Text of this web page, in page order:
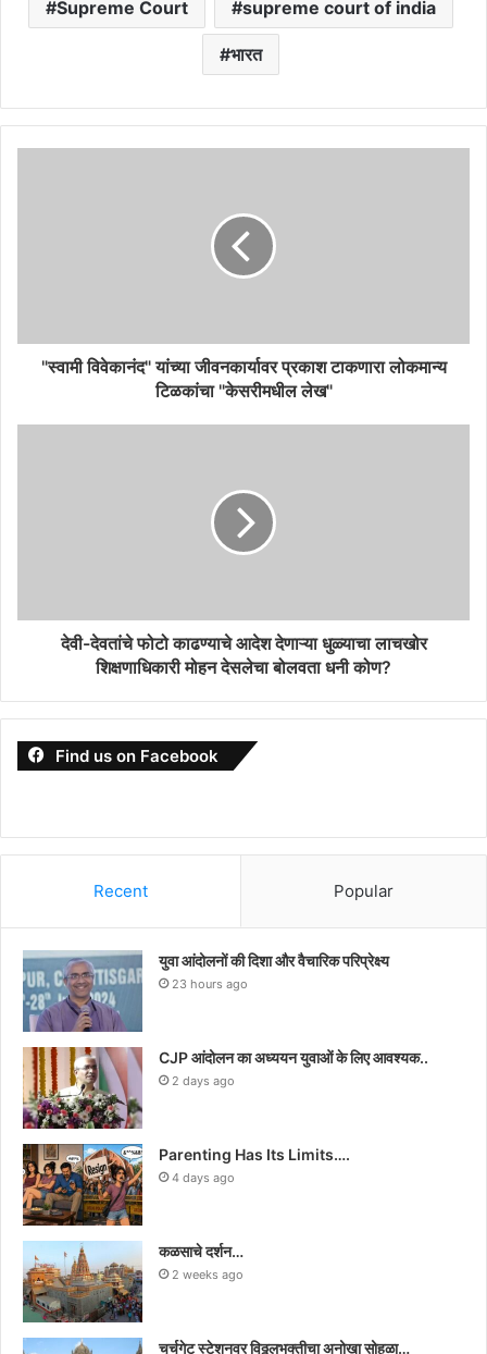
Supreme Court supreme court of india
भारत
"स्वामी विवेकानंद" यांच्या जीवनकार्यावर प्रकाश टाकणारा लोकमान्य
टिळकांचा "केसरीमधील लेख"
देवी-देवतांचे फोटो काढण्याचे आदेश देणाऱ्या धुळ्याचा लाचखोर
शिक्षणाधिकारी मोहन देसलेचा बोलवता धनी कोण?
Find us on Facebook
Recent Popular
युवा आंदोलनों की दिशा और वैचारिक परिप्रेक्ष्य
23 hours ago
CJP आंदोलन का अध्ययन युवाओं के लिए आवश्यक..
2 days ago
Parenting Has Its Limits….
4 days ago
कळसाचे दर्शन…
2 weeks ago
चर्चगेट स्टेशनवर विठ्ठलभक्तीचा अनोखा सोहळा…